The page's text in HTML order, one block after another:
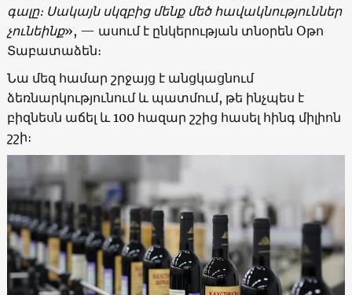
գալը։ Սակայն սկզբից մենք մեծ հավակնություններ
չունեինք», — ասում է ընկերության տնօրեն Օթո
Տաբատաձեն։
Նա մեզ համար շրջայց է անցկացնում
ձեռնարկությունում և պատմում, թե ինչպես է
բիզնեսն աճել և 100 հազար շշից հասել հինգ միլիոն
շշի։